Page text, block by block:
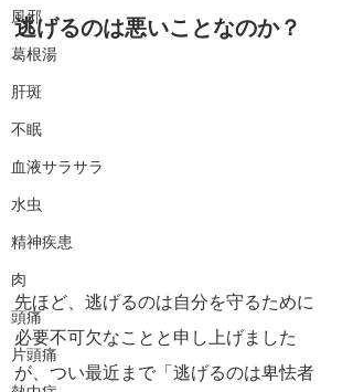
風邪
葛根湯
肝斑
不眠
血液サラサラ
水虫
精神疾患
肉
頭痛
片頭痛
逃げるのは悪いことなのか？
先ほど、逃げるのは自分を守るために
必要不可欠なことと申し上げました
が、つい最近まで「逃げるのは卑怯者